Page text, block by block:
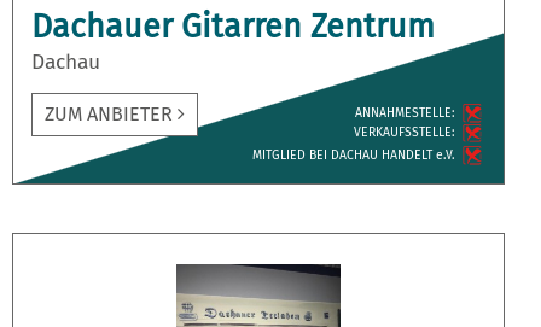
Dachauer Gitarren Zentrum
Dachau
ZUM ANBIETER
ANNAH­MESTELLE:
VERKAUFS­STELLE:
MITGLIED BEI DACHAU HANDELT e.V.